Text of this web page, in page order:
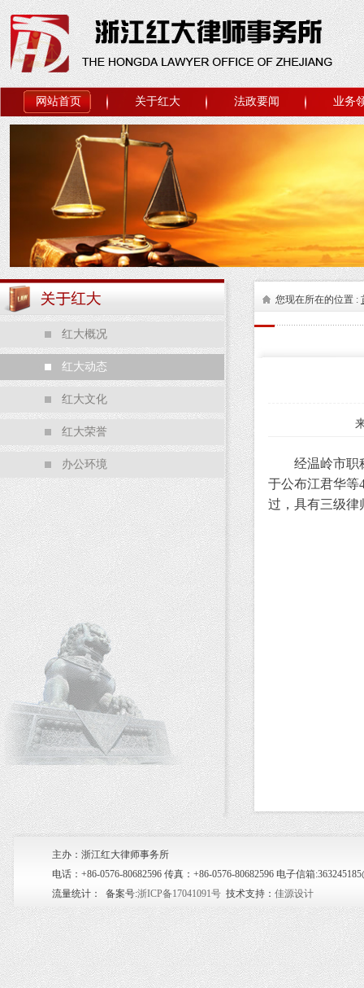
网站首页 关于红大 法政要闻 业务
红大概况
红大动态
红大文化
红大荣誉
办公环境
您现在所在的位置 :
经温岭市职称
于公布江君华等
过，具有三级律
主办：浙江红大律师事务所
电话：+86-0576-80682596 传真：+86-0576-80682596 电子信箱
流量统计：
备案号:浙ICP备17041091号技术支持： 佳源设计